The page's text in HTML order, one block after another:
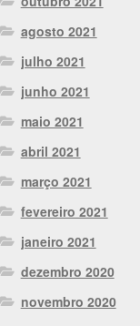
agosto 2021
julho 2021
junho 2021
maio 2021
abril 2021
março 2021
fevereiro 2021
janeiro 2021
dezembro 2020
novembro 2020